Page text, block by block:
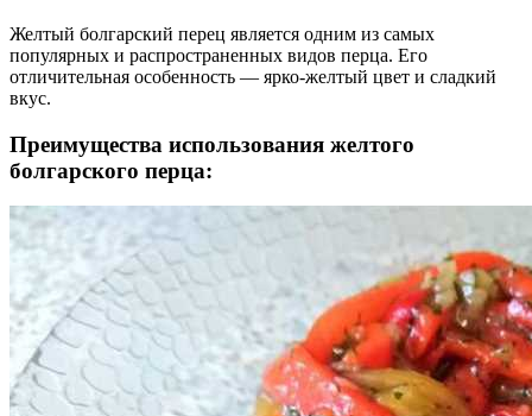
Желтый болгарский перец является одним из самых
популярных и распространенных видов перца. Его
отличительная особенность — ярко-желтый цвет и сладкий
вкус.
Преимущества использования желтого
болгарского перца: